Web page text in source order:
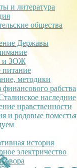
и литература
общества
Державы
и ЗОЖ
питание
методики
рабства
наследние
нравственности
и родовые поместья
история
электричество